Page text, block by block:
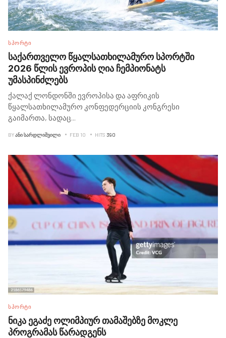
ᲡᲞᲝᲠᲢᲘ
საქართველო წყალსათხილამურო სპორტში
2026 წლის ევროპის ღია ჩემპიონატს
უმასპინძლებს
ქალაქ ლონდონში ევროპისა და აფრიკის
წყალსათხილამურო კონფედერციის კონგრესი
გაიმართა, სადაც
BYᲐᲜᲘ ᲡᲐᲠᲓᲚᲘᲨᲕᲘᲚᲘ FEB 10 HITS 390
ᲡᲞᲝᲠᲢᲘ
ნიკა ეგაძე ოლიმპიურ თამაშებზე მოკლე
პროგრამას წარადგენს